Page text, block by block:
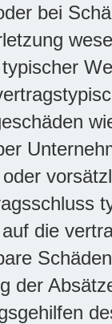
bei
die
der